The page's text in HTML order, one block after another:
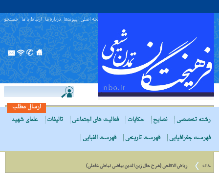
صفحه اصلی پیوندها درباره ما ارتباط با ما جستجو
ارسال مطلب
رشته تخصصی
نصایح حکایات فعالیت های اجتماعی تالیفات
علمای شهید
فهرست جغرافیایی
فهرست تاریخی فهرست الفبایی
خانه ریاض الاقاحى (شرح حال زین الدین بیاضى نباطى عاملى)